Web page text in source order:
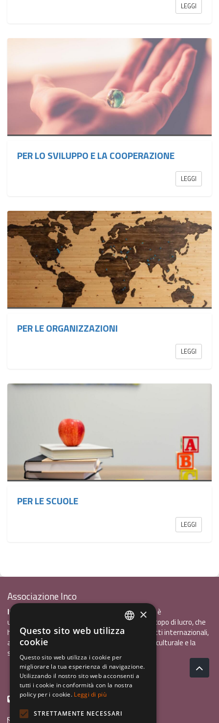
LEGGI
PER LO SVILUPPO E LA COOPERAZIONE
LEGGI
PER LE ORGANIZZAZIONI
LEGGI
PER LE SCUOLE
LEGGI
Associazione Inco
InCo - Interculturalità & Comunicazione APSè
un'associazione di promozione sociale, senza scopo di lucro, che
ha l'obiettivo di promuovere gli scambi e i contatti internazionali,
al fine accrescere tra i giovani la sensibilità interculturale e la
solidarietà internazionale.
Privacy policy.pdf120,41 kB
+39 0461 1822775
info@incoweb.org
GERMAN
×
Questo sito web utilizza
cookie
Questo sito web utilizza i cookie per
migliorare la tua esperienza di navigazione.
Utilizzando il nostro sito web acconsenti a
tutti i cookie in conformità con la nostra
policy per i cookie. Leggi di più
STRETTAMENTE NECESSARI